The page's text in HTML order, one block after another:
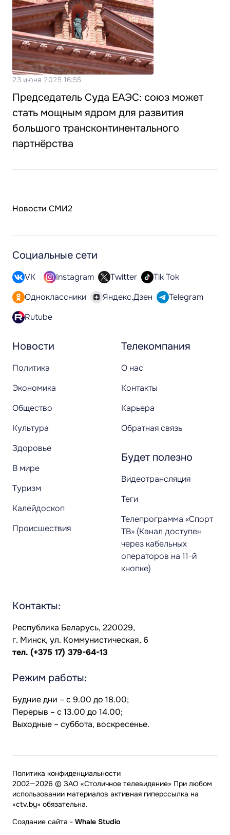
23 июня 2025 16:55
Председатель Суда ЕАЭС: союз может
стать мощным ядром для развития
большого трансконтинентального
партнёрства
Новости СМИ2
Новости
Политика
Экономика
Общество
Культура
Здоровье
В мире
Туризм
Калейдоскоп
Происшествия
Телекомпания
О нас
Контакты
Карьера
Обратная связь
Будет полезно
Видеотрансляция
Теги
Телепрограмма «Спорт
ТВ» (Канал доступен
через кабельных
операторов на 11-й
кнопке)
Социальные сети
VK Instagram Twitter
Tik Tok
Одноклассники
Яндекс.Дзен
Telegram
Rutube
Контакты:
Республика Беларусь, 220029,
г. Минск, ул. Коммунистическая, 6
тел. (+375 17) 379-64-13
Режим работы:
Будние дни – с 9.00 до 18.00;
Перерыв – с 13.00 до 14.00;
Выходные – суббота, воскресенье.
2002—2026 © ЗАО «Столичное телевидение» При любом
использовании материалов активная гиперссылка на
«ctv.by» обязательна.
Политика конфиденциальности
Создание сайта - Whale Studio